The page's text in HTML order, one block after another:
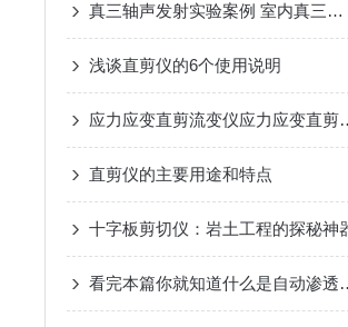
真三轴声发射实验案例 室内真三轴水压致裂模拟实验中的岩石特性
浅谈直剪仪的6个使用说明
应力应变直
直剪仪的主要用途和特点
十字板剪切仪：岩土工程的探秘神
看完本篇你